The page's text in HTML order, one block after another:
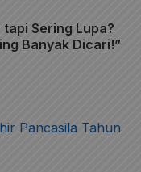
Sering Lupa?
Banyak Dicari!”
Pancasila Tahun